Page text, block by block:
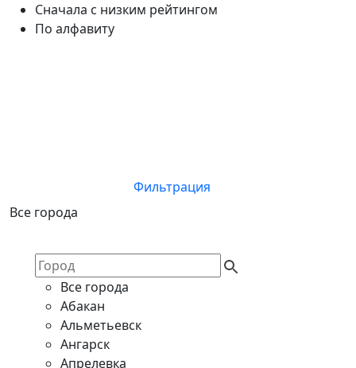
Сначала с низким рейтингом
По алфавиту
Фильтрация
Все города
Все города
Абакан
Альметьевск
Ангарск
Апрелевка